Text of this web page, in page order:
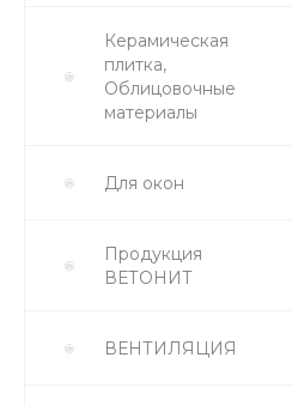
Керамическая
плитка,
Облицовочные
материалы
Для окон
Продукция
ВЕТОНИТ
ВЕНТИЛЯЦИЯ